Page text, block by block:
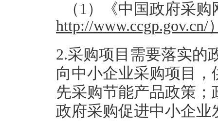
（1）《中国政府采购
http://www.ccgp.gov.cn/
2.采购项目需要落实的
向中小企业采购项目
先采购节能产品政策
政府采购促进中小企